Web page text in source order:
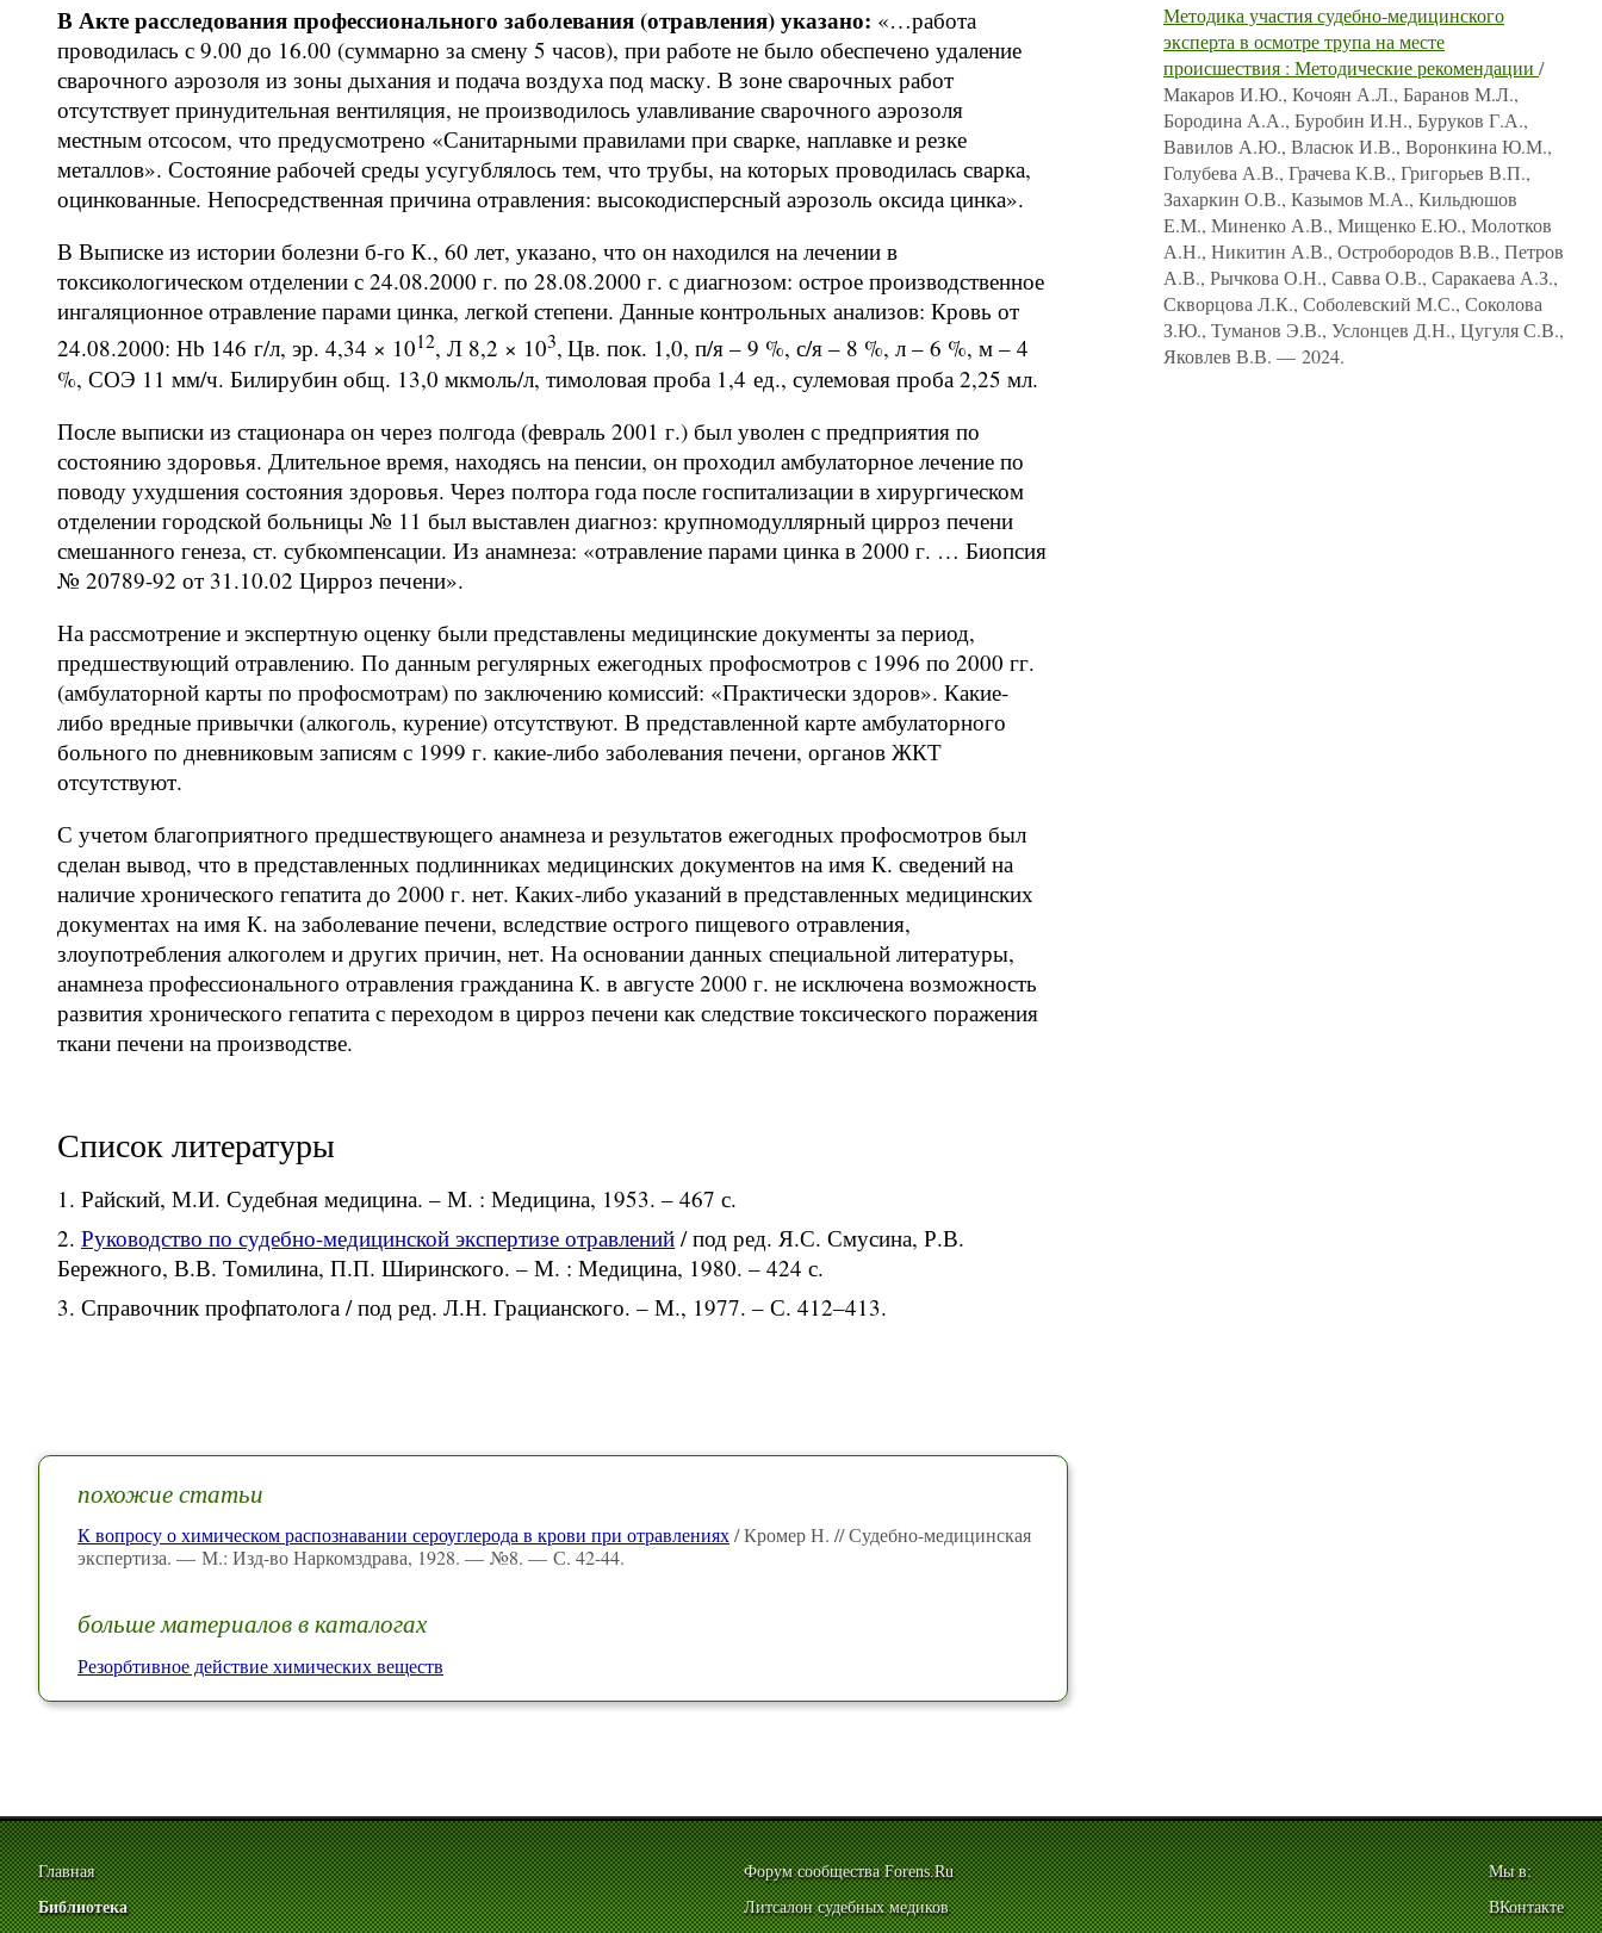
В Акте расследования профессионального заболевания (отравления) указано: «…работа
проводилась с 9.00 до 16.00 (суммарно за смену 5 часов), при работе не было обеспечено удаление
сварочного аэрозоля из зоны дыхания и подача воздуха под маску. В зоне сварочных работ
отсутствует принудительная вентиляция, не производилось улавливание сварочного аэрозоля
местным отсосом, что предусмотрено «Санитарными правилами при сварке, наплавке и резке
металлов». Состояние рабочей среды усугублялось тем, что трубы, на которых проводилась сварка,
оцинкованные. Непосредственная причина отравления: высокодисперсный аэрозоль оксида цинка».
В Выписке из истории болезни б-го К., 60 лет, указано, что он находился на лечении в
токсикологическом отделении с 24.08.2000 г. по 28.08.2000 г. с диагнозом: острое производственное
ингаляционное отравление парами цинка, легкой степени. Данные контрольных анализов: Кровь от
24.08.2000: Нb 146 г/л, эр. 4,34 × 1012, Л 8,2 × 103, Цв. пок. 1,0, п/я – 9 %, с/я – 8 %, л – 6 %, м – 4
%, СОЭ 11 мм/ч. Билирубин общ. 13,0 мкмоль/л, тимоловая проба 1,4 ед., сулемовая проба 2,25 мл.
После выписки из стационара он через полгода (февраль 2001 г.) был уволен с предприятия по
состоянию здоровья. Длительное время, находясь на пенсии, он проходил амбулаторное лечение по
поводу ухудшения состояния здоровья. Через полтора года после госпитализации в хирургическом
отделении городской больницы № 11 был выставлен диагноз: крупномодуллярный цирроз печени
смешанного генеза, ст. субкомпенсации. Из анамнеза: «отравление парами цинка в 2000 г. … Биопсия
№ 20789-92 от 31.10.02 Цирроз печени».
На рассмотрение и экспертную оценку были представлены медицинские документы за период,
предшествующий отравлению. По данным регулярных ежегодных профосмотров с 1996 по 2000 гг.
(амбулаторной карты по проф­осмотрам) по заключению комиссий: «Практически здоров». Какие-
либо вредные привычки (алкоголь, курение) отсутствуют. В представленной карте амбулаторного
больного по дневниковым записям с 1999 г. какие-либо заболевания печени, органов ЖКТ
отсутствуют.
С учетом благоприятного предшествующего анамнеза и результатов ежегодных профосмотров был
сделан вывод, что в представленных подлинниках медицинских документов на имя К. сведений на
наличие хронического гепатита до 2000 г. нет. Каких-либо указаний в представленных медицинских
документах на имя К. на заболевание печени, вследствие острого пищевого отравления,
злоупотребления алкоголем и других причин, нет. На основании данных специальной литературы,
анамнеза профессионального отравления гражданина К. в августе 2000 г. не исключена возможность
развития хронического гепатита с переходом в цирроз печени как следствие токсического поражения
ткани печени на производстве.
Список литературы
Райский, М.И. Судебная медицина. – М. : Медицина, 1953. – 467 с.
Руководство по судебно-медицинской экспертизе отравлений / под ред. Я.С. Смусина, Р.В.
Бережного, В.В. Томилина, П.П. Ширинского. – М. : Медицина, 1980. – 424 с.
Справочник профпатолога / под ред. Л.Н. Грацианского. – М., 1977. – С. 412–413.
похожие статьи
К вопросу о химическом распознавании сероуглерода в крови при отравлениях/ Кромер Н. // Судебно-медицинская
экспертиза. — М.: Изд-во Наркомздрава, 1928. — №8. — С. 42-44.
больше материалов в каталогах
Резорбтивное действие химических веществ
Методика участия судебно-медицинского
эксперта в осмотре трупа на месте
происшествия : Методические рекомендации /
Макаров И.Ю., Кочоян А.Л., Баранов М.Л.,
Бородина А.А., Буробин И.Н., Буруков Г.А.,
Вавилов А.Ю., Власюк И.В., Воронкина Ю.М.,
Голубева А.В., Грачева К.В., Григорьев В.П.,
Захаркин О.В., Казымов М.А., Кильдюшов
Е.М., Миненко А.В., Мищенко Е.Ю., Молотков
А.Н., Никитин А.В., Остробородов В.В., Петров
А.В., Рычкова О.Н., Савва О.В., Саракаева А.З.,
Скворцова Л.К., Соболевский М.С., Соколова
З.Ю., Туманов Э.В., Услонцев Д.Н., Цугуля С.В.,
Яковлев В.В. — 2024.
Главная
Библиотека
Форум сообщества Forens.Ru
Литсалон судебных медиков
Мы в:
ВКонтакте